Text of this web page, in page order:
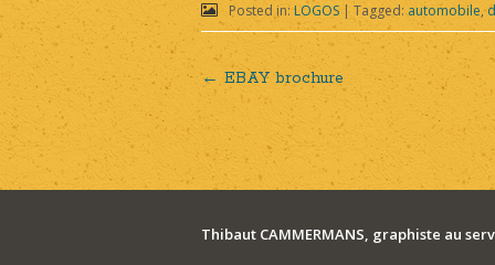
Posted in:LOGOS | Tagged:automobile,
Post
navigation
← EBAY brochure
Thibaut CAMMERMANS, graphiste au